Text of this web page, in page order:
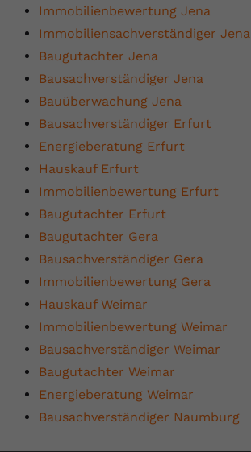
Immobilienbewertung Jena
Immobiliensachverständiger Jena
Baugutachter Jena
Bausachverständiger Jena
Bauüberwachung Jena
Bausachverständiger Erfurt
Energieberatung Erfurt
Hauskauf Erfurt
Immobilienbewertung Erfurt
Baugutachter Erfurt
Baugutachter Gera
Bausachverständiger Gera
Immobilienbewertung Gera
Hauskauf Weimar
Immobilienbewertung Weimar
Bausachverständiger Weimar
Baugutachter Weimar
Energieberatung Weimar
Bausachverständiger Naumburg